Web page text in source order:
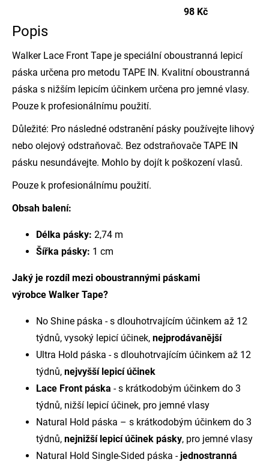
98 Kč
Popis
Walker Lace Front Tape je speciální oboustranná lepicí
páska určena pro metodu TAPE IN. Kvalitní oboustranná
páska s nižším lepicím účinkem určena pro jemné vlasy.
Pouze k profesionálnímu použití.
Důležité: Pro následné odstranění pásky používejte lihový
nebo olejový odstraňovač. Bez odstraňovače TAPE IN
pásku nesundávejte. Mohlo by dojít k poškození vlasů.
Pouze k profesionálnímu použití.
Obsah balení:
Délka pásky: 2,74 m
Šířka pásky: 1 cm
Jaký je rozdíl mezi oboustrannými páskami
výrobce Walker Tape?
No Shine páska - s dlouhotrvajícím účinkem až 12
týdnů, vysoký lepicí účinek, nejprodávanější
Ultra Hold páska - s dlouhotrvajícím účinkem až 12
týdnů, nejvyšší lepicí účinek
Lace Front páska - s krátkodobým účinkem do 3
týdnů, nižší lepicí účinek, pro jemné vlasy
Natural Hold páska – s krátkodobým účinkem do 3
týdnů, nejnižší lepicí účinek pásky, pro jemné vlasy
Natural Hold Single-Sided páska -jednostranná